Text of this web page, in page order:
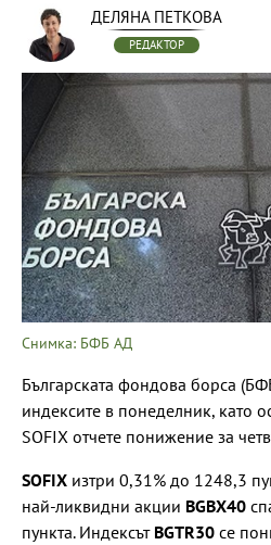
ДЕЛЯНА ПЕТКОВА
РЕДАКТОР
Снимка: БФБ АД
Българската фондова борса
индексите в понеделник, като
SOFIX отчете понижение за
SOFIX изтри 0,31% до 1248,3
най-ликвидни акции BGBX40
пункта. Индексът BGTR30 се